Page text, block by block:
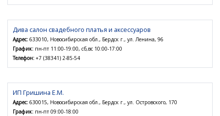
Дива салон свадебного платья и аксессуаров
Адрес: 633010, Новосибирская обл., Бердск г., ул. Ленина, 96
График: пн-пт 11:00-19:00, сб,вс 10:00-17:00
Телефон: +7 (38341) 2-85-54
ИП Гришина Е.М.
Адрес: 630015, Новосибирская обл., Бердск г., ул. Островского, 170
График: пн-пт 09:00-18:00